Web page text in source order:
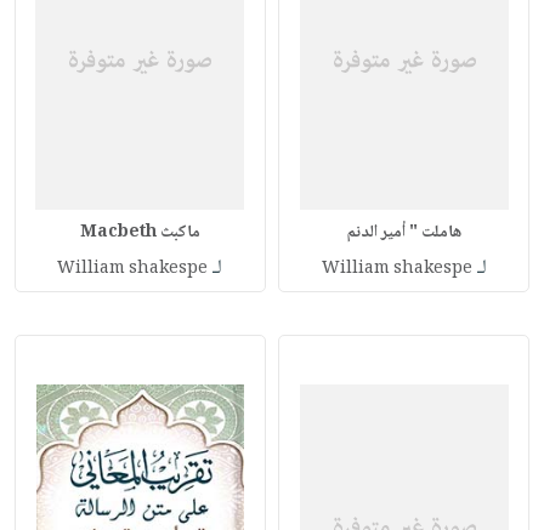
هاملت " أمير الدنم
لـ William shakespe
ماكبث Macbeth
لـ William shakespe